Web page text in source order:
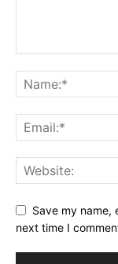
Save my name,
next time I